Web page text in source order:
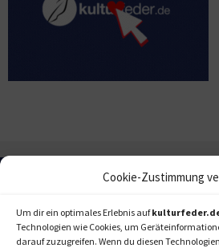
Cookie-Zustimmung
Um dir ein optimales Erlebnis auf
Technologien wie Cookies, um
darauf zuzugreifen. Wenn du diesen